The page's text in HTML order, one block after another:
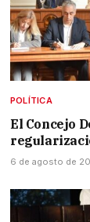
POLÍTICA
El Concejo
6 de agosto de